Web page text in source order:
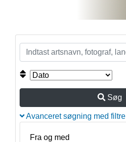
Søg
Avanceret søgning med filtre
Fra og med